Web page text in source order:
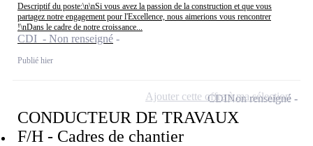
Descriptif du poste:\n\nSi vous avez la passion de la construction et que vous
partagez notre engagement pour l'Excellence, nous aimerions vous rencontrer
!\nDans le cadre de notre croissance...
CDI - Non renseigné
Publié hier
CONDUCTEUR DE TRAVAUX
F/H - Cadres de chantier
CDINon renseigné
Ajouter cette offre à ma sélection